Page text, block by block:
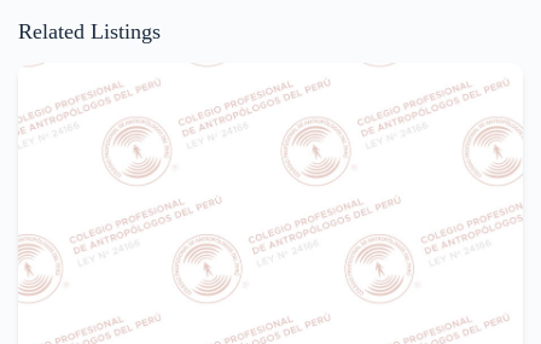
Related Listings